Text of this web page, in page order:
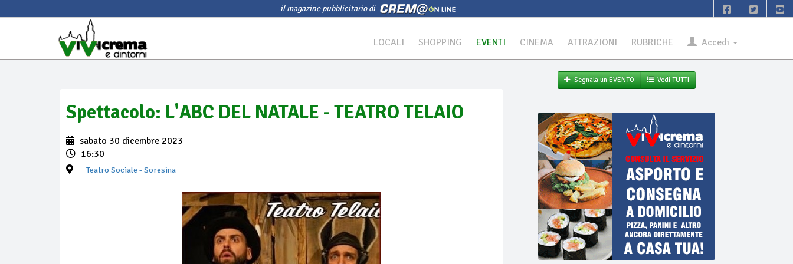
il magazine pubblicitario di
LOCALI SHOPPING EVENTI CINEMA ATTRAZIONI RUBRICHE Accedi
Spettacolo: L'ABC DEL NATALE - TEATRO TELAIO
sabato 30 dicembre 2023
16:30
Teatro Sociale - Soresina
Segnala un EVENTO Vedi TUTTI